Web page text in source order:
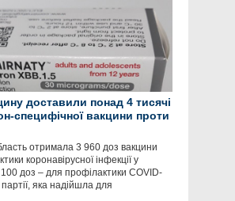
доставили понад 4 тисячі
специфічної вакцини проти
отримала 3 960 доз вакцини
коронавірусної інфекції у
доз – для профілактики COVID-
партії, яка надійшла для